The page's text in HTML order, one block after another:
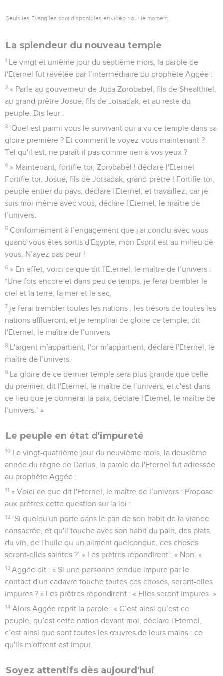
Seuls les Évangiles sont disponibles en vidéo pour le moment.
La splendeur du nouveau temple
1 Le vingt et unième jour du septième mois, la parole de
l'Eternel fut révélée par l’intermédiaire du prophète Aggée :
2 « Parle au gouverneur de Juda Zorobabel, fils de Shealthiel,
au grand-prêtre Josué, fils de Jotsadak, et au reste du
peuple. Dis-leur :
3 ‘Quel est parmi vous le survivant qui a vu ce temple dans sa
gloire première ? Et comment le voyez-vous maintenant ?
Tel qu'il est, ne paraît-il pas comme rien à vos yeux ?
4 » Maintenant, fortifie-toi, Zorobabel ! déclare l'Eternel.
Fortifie-toi, Josué, fils de Jotsadak, grand-prêtre ! Fortifie-toi,
peuple entier du pays, déclare l'Eternel, et travaillez, car je
suis moi-même avec vous, déclare l'Eternel, le maître de
l’univers.
5 Conformément à l’engagement que j'ai conclu avec vous
quand vous êtes sortis d'Egypte, mon Esprit est au milieu de
vous. N’ayez pas peur !
6 » En effet, voici ce que dit l'Eternel, le maître de l’univers :
*Une fois encore et dans peu de temps, je ferai trembler le
ciel et la terre, la mer et le sec,
7 je ferai trembler toutes les nations ; les trésors de toutes les
nations afflueront, et je remplirai de gloire ce temple, dit
l'Eternel, le maître de l’univers.
8 L'argent m’appartient, l'or m’appartient, déclare l'Eternel, le
maître de l’univers.
9 La gloire de ce dernier temple sera plus grande que celle
du premier, dit l'Eternel, le maître de l’univers, et c'est dans
ce lieu que je donnerai la paix, déclare l'Eternel, le maître de
l’univers.’ »
Le peuple en état d'impureté
10 Le vingt-quatrième jour du neuvième mois, la deuxième
année du règne de Darius, la parole de l'Eternel fut adressée
au prophète Aggée :
11 « Voici ce que dit l'Eternel, le maître de l’univers : Propose
aux prêtres cette question sur la loi :
12 ‘Si quelqu'un porte dans le pan de son habit de la viande
consacrée, et qu'il touche avec son habit du pain, des plats,
du vin, de l'huile ou un aliment quelconque, ces choses
seront-elles saintes ?’ » Les prêtres répondirent : « Non. »
13 Aggée dit : « Si une personne rendue impure par le
contact d'un cadavre touche toutes ces choses, seront-elles
impures ? » Les prêtres répondirent : « Elles seront impures. »
14 Alors Aggée reprit la parole : « C’est ainsi qu’est ce
peuple, qu’est cette nation devant moi, déclare l'Eternel,
c’est ainsi que sont toutes les œuvres de leurs mains : ce
qu'ils m'offrent est impur.
Soyez attentifs dès aujourd'hui